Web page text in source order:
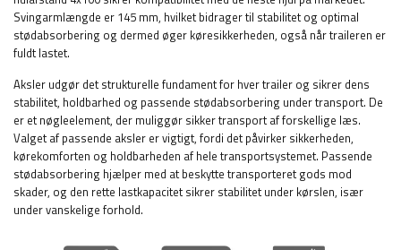
Svingarmlængde er 145 mm, hvilket bidrager til stabilitet og optimal
stødabsorbering og dermed øger køresikkerheden, også når traileren er
fuldt lastet.
Aksler udgør det strukturelle fundament for hver trailer og sikrer dens
stabilitet, holdbarhed og passende stødabsorbering under transport. De
er et nøgleelement, der muliggør sikker transport af forskellige læs.
Valget af passende aksler er vigtigt, fordi det påvirker sikkerheden,
kørekomforten og holdbarheden af ​​hele transportsystemet. Passende
stødabsorbering hjælper med at beskytte transporteret gods mod
skader, og den rette lastkapacitet sikrer stabilitet under kørslen, især
under vanskelige forhold.